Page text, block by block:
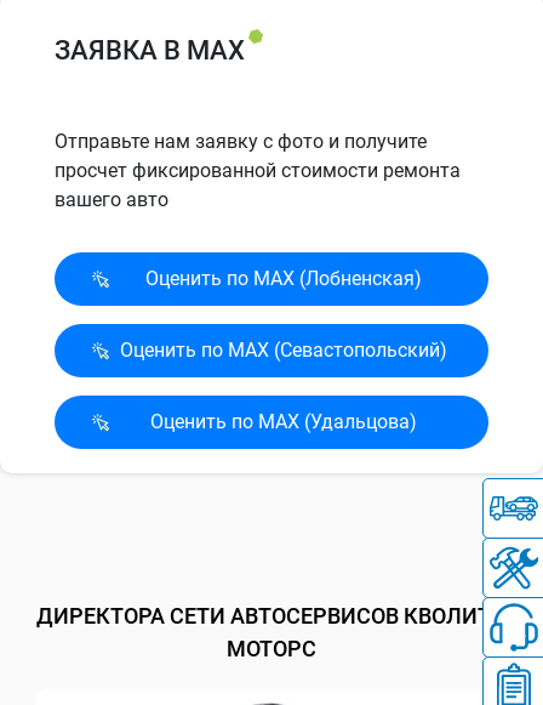
ЗАЯВКА В MAX
Отправьте нам заявку с фото и получите
просчет фиксированной стоимости ремонта
вашего авто
Оценить по MAX (Лобненская)
Оценить по MAX (Севасто­польский)
Оценить по MAX (Удальцова)
ДИРЕКТОРА СЕТИ АВТОСЕРВИСОВ КВОЛИТИ
МОТОРС